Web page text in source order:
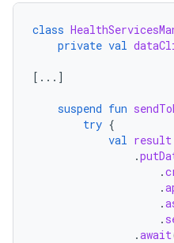
class
private val
[ ... ]
suspend fun
try {
val result
.
.
.
.
.
.await